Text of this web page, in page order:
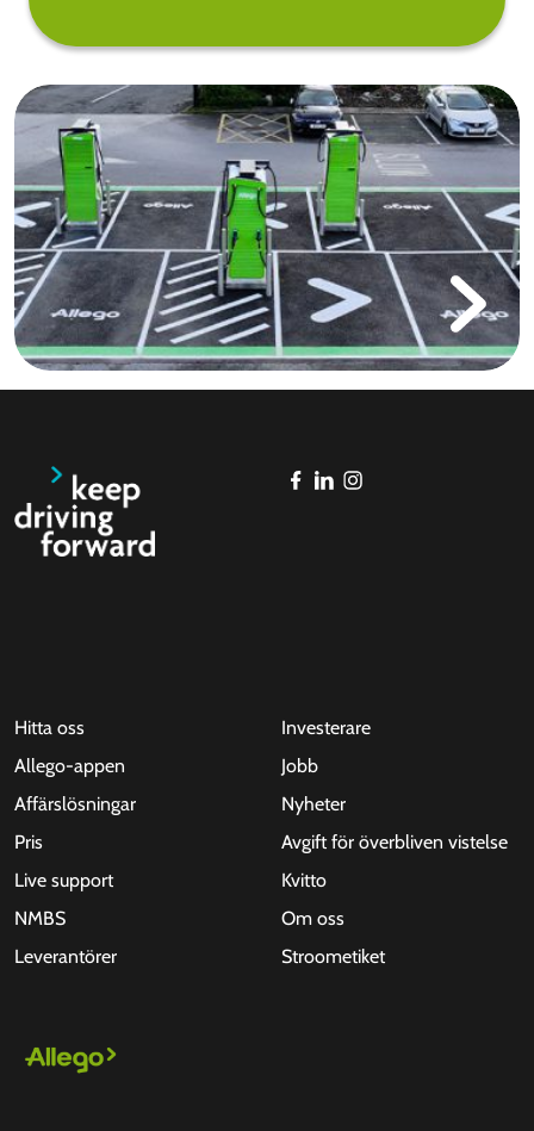
Hitta oss
Allego-appen
Affärslösningar
Pris
Live support
NMBS
Leverantörer
Investerare
Jobb
Nyheter
Avgift för överbliven vistelse
Kvitto
Om oss
Stroometiket